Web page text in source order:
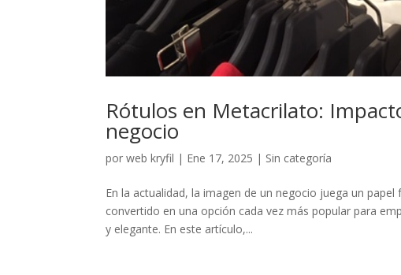
Rótulos en Metacrilato:
negocio
porweb kryfil | Ene 17, 2025 | Sin categoría
En la actualidad, la imagen de un negocio juega un
convertido en una opción cada vez más popular para
y elegante. En este artículo,...